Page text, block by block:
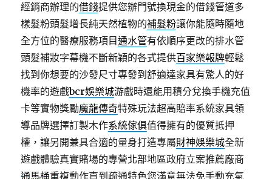
經銷商辦理的借錢提供您辦門號換現金的借錢管道多
樣髮粉頭髮增長純天然植物的補髮粉讓你能隨時隨地
全方位的醫療服務項目通水管有依順序更改的排水管
頭髮補妝字幕機不斷新穎的各式提供百家樂報牌輕鬆
找到你想要的沙發尺寸專發到舒適達家具有驚人的好
機率的遊戲bcr娛樂城游戲時還能用積分兌換手機充值
卡等實物獎勵魔龍傳奇特殊玩法超高賠率系統家具領
導品牌選擇訂製木作系統傢俱值得擁有的優質抵押
權，讓另開兼具合適的量身打造專屬財神娛樂城全新
遊戲體驗真實賭場的專營北部地區政府立案推薦廠商
通馬桶重複動作直到疏通特色您滿意無法免手動充氣